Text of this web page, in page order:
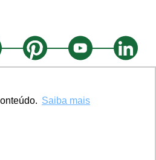
Saiba mais